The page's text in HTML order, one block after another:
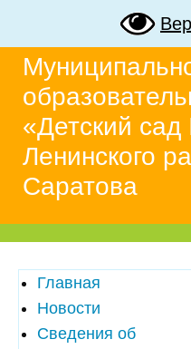
«Детский
Ленинского
Саратова
Главная
Новости
Сведения об